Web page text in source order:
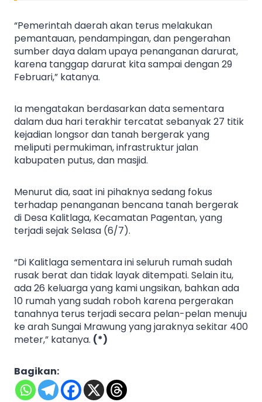
“Pemerintah daerah akan terus melakukan
pemantauan, pendampingan, dan pengerahan
sumber daya dalam upaya penanganan darurat,
karena tanggap darurat kita sampai dengan 29
Februari,” katanya.
Ia mengatakan berdasarkan data sementara
dalam dua hari terakhir tercatat sebanyak 27 titik
kejadian longsor dan tanah bergerak yang
meliputi permukiman, infrastruktur jalan
kabupaten putus, dan masjid.
Menurut dia, saat ini pihaknya sedang fokus
terhadap penanganan bencana tanah bergerak
di Desa Kalitlaga, Kecamatan Pagentan, yang
terjadi sejak Selasa (6/7).
“Di Kalitlaga sementara ini seluruh rumah sudah
rusak berat dan tidak layak ditempati. Selain itu,
ada 26 keluarga yang kami ungsikan, bahkan ada
10 rumah yang sudah roboh karena pergerakan
tanahnya terus terjadi secara pelan-pelan menuju
ke arah Sungai Mrawung yang jaraknya sekitar 400
meter,” katanya. (*)
Bagikan: